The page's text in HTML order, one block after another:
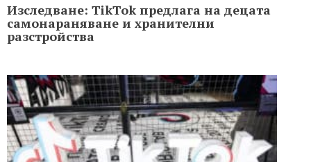
Изследване: TikTok предлага на децата
самонараняване и хранителни
разстройства